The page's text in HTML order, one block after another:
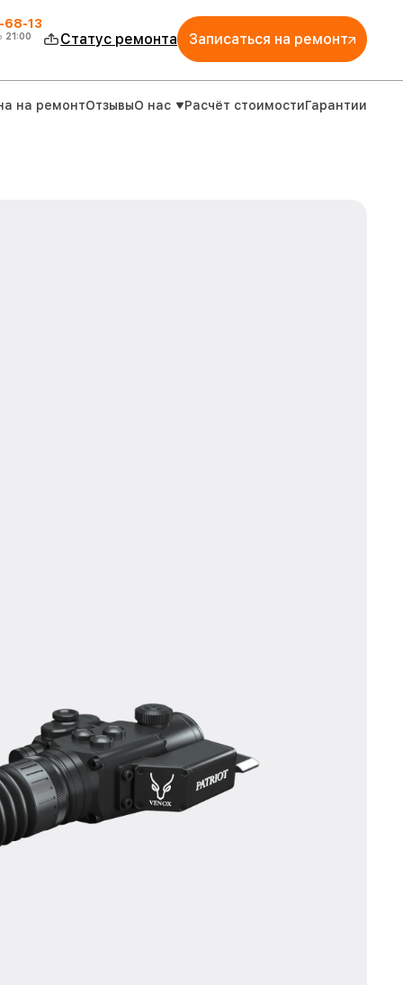
68-13
21:00 Статус ремонта Записаться на ремонт
на ремонтОтзывыО нас Расчёт стоимостиГарантии